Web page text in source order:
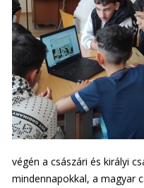
végén a császári és királyi
mindennapokkal, a magyar